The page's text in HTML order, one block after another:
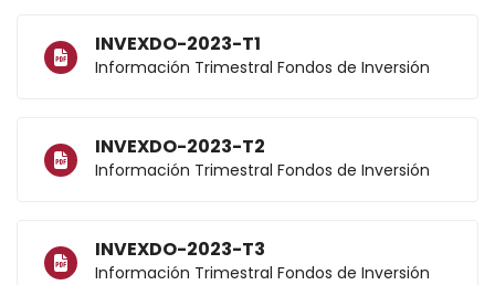
INVEXDO-2023-T1
Información Trimestral Fondos de Inversión
INVEXDO-2023-T2
Información Trimestral Fondos de Inversión
INVEXDO-2023-T3
Información Trimestral Fondos de Inversión